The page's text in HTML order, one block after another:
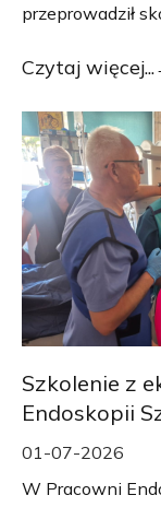
przeprowadził
Czytaj więcej...
Szkolenie z
Endoskopii
01-07-2026
W Pracowni